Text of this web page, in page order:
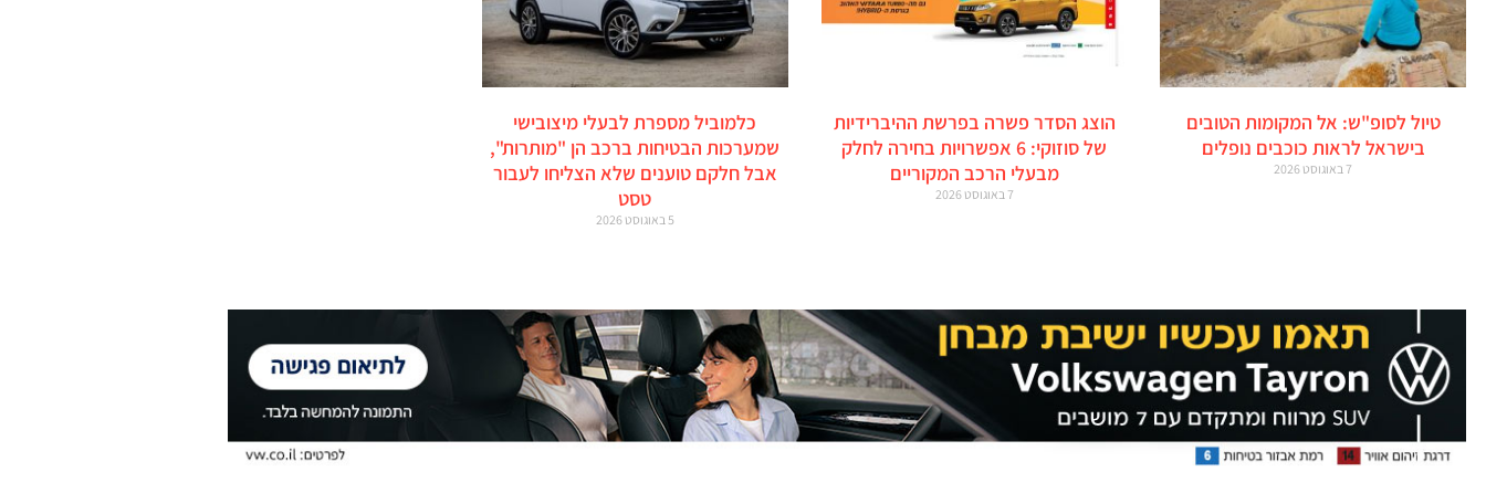
טיול לסופ"ש: אל המקומות הטובים
בישראל לראות כוכבים נופלים
7 באוגוסט 2026
הוצג הסדר פשרה בפרשת ההיברידיות
של סוזוקי: 6 אפשרויות בחירה לחלק
מבעלי הרכב המקוריים
7 באוגוסט 2026
כלמוביל מספרת לבעלי מיצובישי
שמערכות הבטיחות ברכב הן "מותרות",
אבל חלקם טוענים שלא הצליחו לעבור
טסט
5 באוגוסט 2026